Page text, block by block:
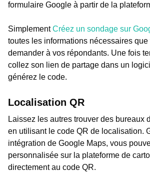
formulaire Google à partir de la
SimplementCréez un sondage sur
toutes les informations nécessaires
demander à vos répondants. Une fois
collez son lien de partage dans un
générez le code.
Localisation QR
Laissez les autres trouver des bureaux
en utilisant le code QR de localisation.
intégration de Google Maps, vous
personnalisée sur la plateforme de
directement au code QR.